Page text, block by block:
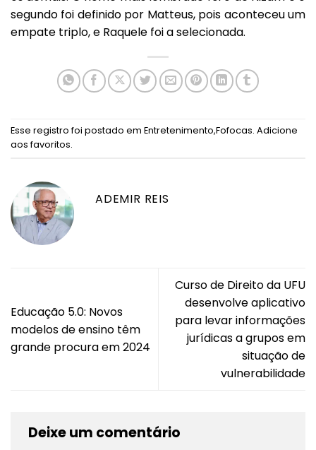
segundo foi definido por Matteus, pois aconteceu um
empate triplo, e Raquele foi a selecionada.
Esse registro foi postado em Entretenimento,Fofocas. Adicione
aos favoritos.
ADEMIR REIS
Educação 5.0: Novos
modelos de ensino têm
grande procura em 2024
Curso de Direito da UFU
desenvolve aplicativo
para levar informações
jurídicas a grupos em
situação de
vulnerabilidade
Deixe um comentário